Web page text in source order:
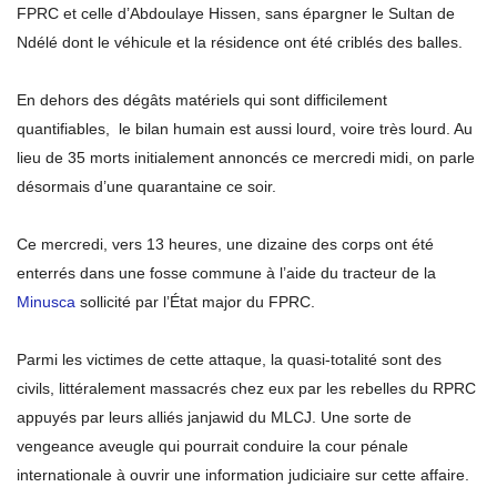
FPRC et celle d’Abdoulaye Hissen, sans épargner le Sultan de
Ndélé dont le véhicule et la résidence ont été criblés des balles.
En dehors des dégâts matériels qui sont difficilement
quantifiables, le bilan humain est aussi lourd, voire très lourd. Au
lieu de 35 morts initialement annoncés ce mercredi midi, on parle
désormais d’une quarantaine ce soir.
Ce mercredi, vers 13 heures, une dizaine des corps ont été
enterrés dans une fosse commune à l’aide du tracteur de la
Minusca sollicité par l’État major du FPRC.
Parmi les victimes de cette attaque, la quasi-totalité sont des
civils, littéralement massacrés chez eux par les rebelles du RPRC
appuyés par leurs alliés janjawid du MLCJ. Une sorte de
vengeance aveugle qui pourrait conduire la cour pénale
internationale à ouvrir une information judiciaire sur cette affaire.